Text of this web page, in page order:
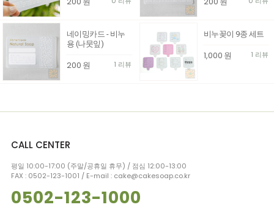
네이밍카드 - 비누
용 (나뭇잎)
200 원 1 리뷰
비누꽂이 9종 세트
1,000 원 1 리뷰
CALL CENTER
평일 10:00-17:00 (주말/공휴일 휴무) / 점심 12:00-13:00
FAX : 0502-123-1001 / E-mail : cake@cakesoap.co.kr
0502-123-1000